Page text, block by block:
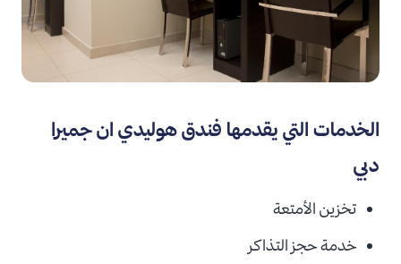
الخدمات التي يقدمها فندق هوليدي ان جميرا
دبي
تخزين الأمتعة
خدمة حجز التذاكر